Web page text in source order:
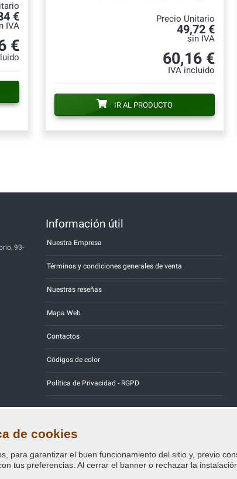
€
IVA
€
Precio Unitario
49,72 €
sin IVA
60,16 €
IVA incluido
IR AL PRODUCTO
93-
Información útil
Nuestra Empresa
Términos y condiciones generales de venta
Nuestras reseñas
Mapa Web
Contactos
Códigos de color
Política de Privacidad - RGPD
Credits:
de cookies
para garantizar el buen funcionamiento del sitio y, previo
tus preferencias. Al cerrar el banner o rechazar la